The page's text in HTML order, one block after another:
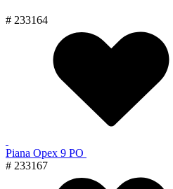
# 233164
Piana Орех 9 PO
# 233167